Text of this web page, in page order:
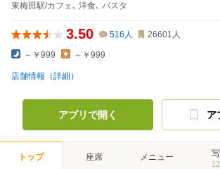
東梅田駅/カフェ､ 洋食､ パスタ
3.50 516 人 26601 人
～￥999 ～￥999
店舗情報（詳細）
アプリで開く ア
トップ 座席 メニュー